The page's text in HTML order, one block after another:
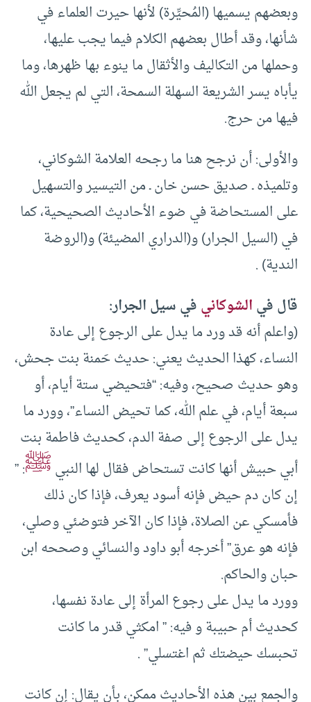
وبعضهم يسميها (المُحيِّرة) لأنها حيرت العلماء في
شأنها، وقد أطال بعضهم الكلام فيما يجب عليها،
وحملها من التكاليف والأثقال ما ينوء بها ظهرها، وما
يأباه يسر الشريعة السهلة السمحة، التي لم يجعل الله
فيها من حرج.
والأولى: أن نرجح هنا ما رجحه العلامة الشوكاني،
وتلميذه ـ صديق حسن خان ـ من التيسير والتسهيل
على المستحاضة في ضوء الأحاديث الصحيحية، كما
في (السيل الجرار) و(الدراري المضيئة) و(الروضة
الندية) .
قال فيالشوكانيفي سيل الجرار:
(واعلم أنه قد ورد ما يدل على الرجوع إلى عادة
النساء، كهذا الحديث يعني: حديث حَمنة بنت جحش،
وهو حديث صحيح، وفيه: “فتحيضي ستة أيام، أو
سبعة أيام، في علم الله، كما تحيض النساء”، وورد ما
يدل على الرجوع إلى صفة الدم، كحديث فاطمة بنت
أبي حبيش أنها كانت تستحاض فقال لها النبيﷺ: ”
إن كان دم حيض فإنه أسود يعرف، فإذا كان ذلك
فأمسكي عن الصلاة، فإذا كان الآخر فتوضئي وصلي،
فإنه هو عرق” أخرجه أبو داود والنسائي وصححه ابن
حبان والحاكم.
وورد ما يدل على رجوع المرأة إلى عادة نفسها،
كحديث أم حبيبة و فيه: ” امكثي قدر ما كانت
تحبسك حيضتك ثم اغتسلي” .
والجمع بين هذه الأحاديث ممكن، بأن يقال: إن كانت